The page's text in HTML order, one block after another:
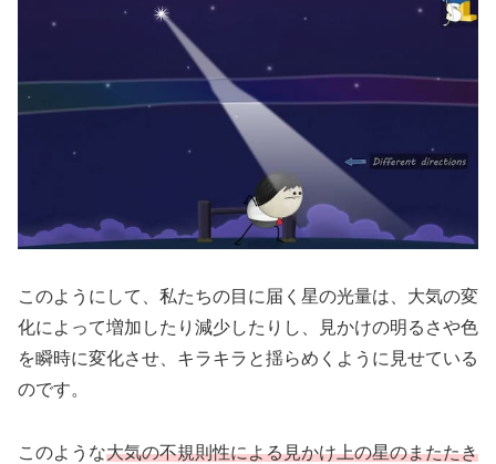
このようにして、私たちの目に届く星の光量は、大気の変
化によって増加したり減少したりし、見かけの明るさや色
を瞬時に変化させ、キラキラと揺らめくように見せている
のです。
このような大気の不規則性による見かけ上の星のまたたき